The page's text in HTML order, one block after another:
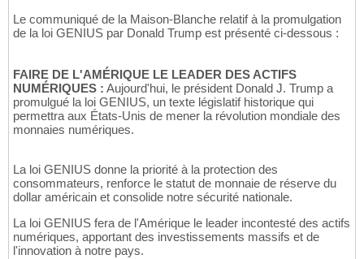
Le communiqué de la Maison-Blanche relatif à la promulgation
de la loi GENIUS par Donald Trump est présenté ci-dessous :
FAIRE DE L'AMÉRIQUE LE LEADER DES ACTIFS
NUMÉRIQUES : Aujourd'hui, le président Donald J. Trump a
promulgué la loi GENIUS, un texte législatif historique qui
permettra aux États-Unis de mener la révolution mondiale des
monnaies numériques.
La loi GENIUS donne la priorité à la protection des
consommateurs, renforce le statut de monnaie de réserve du
dollar américain et consolide notre sécurité nationale.
La loi GENIUS fera de l'Amérique le leader incontesté des actifs
numériques, apportant des investissements massifs et de
l'innovation à notre pays.